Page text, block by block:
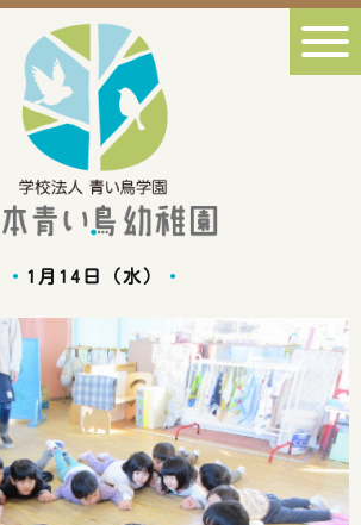
1月14日（水）